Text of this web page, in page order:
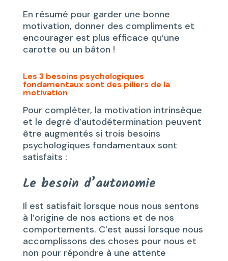
En résumé pour garder une bonne
motivation, donner des compliments et
encourager est plus efficace qu’une
carotte ou un bâton !
Les 3 besoins psychologiques
fondamentaux sont des piliers de la
motivation
Pour compléter, la motivation intrinsèque
et le degré d’autodétermination peuvent
être augmentés si trois besoins
psychologiques fondamentaux sont
satisfaits :
Le besoin d’autonomie
Il est satisfait lorsque nous nous sentons
à l’origine de nos actions et de nos
comportements. C’est aussi lorsque nous
accomplissons des choses pour nous et
non pour répondre à une attente